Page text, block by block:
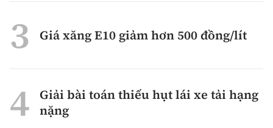
Giá xăng E10 giảm hơn 500 đồng/lít
Giải bài toán thiếu hụt lái xe tải hạng
nặng